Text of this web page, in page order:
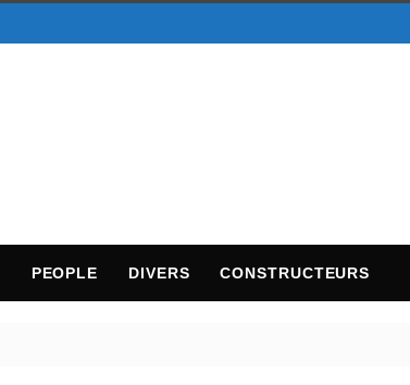
PEOPLE DIVERS CONSTRUCTEURS